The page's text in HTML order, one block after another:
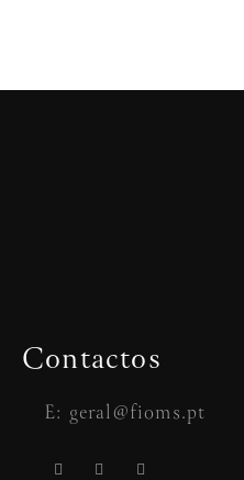
Contactos
E: geral@fioms.pt